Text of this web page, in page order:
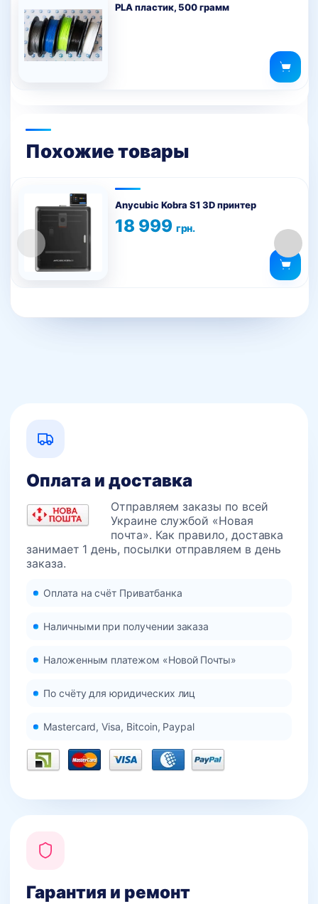
странице
товара.
PLA пластик, 500 грамм
Похожие товары
Anycubic Kobra S1 3D принтер
18 999 грн.
Оплата и доставка
Отправляем заказы по всей
Украине службой «Новая
почта». Как правило, доставка
занимает 1 день, посылки отправляем в день
заказа.
Оплата на счёт Приватбанка
Наличными при получении заказа
Наложенным платежом «Новой Почты»
По счёту для юридических лиц
Mastercard, Visa, Bitcoin, Paypal
Гарантия и ремонт